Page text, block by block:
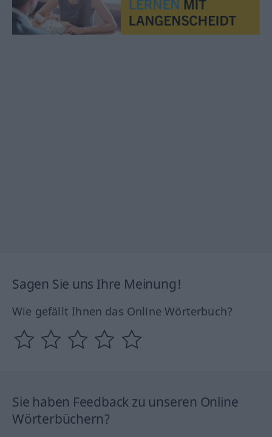
Sagen Sie uns Ihre Meinung!
Wie gefällt Ihnen das Online Wörterbuch?
Sie haben Feedback zu unseren Online
Wörterbüchern?